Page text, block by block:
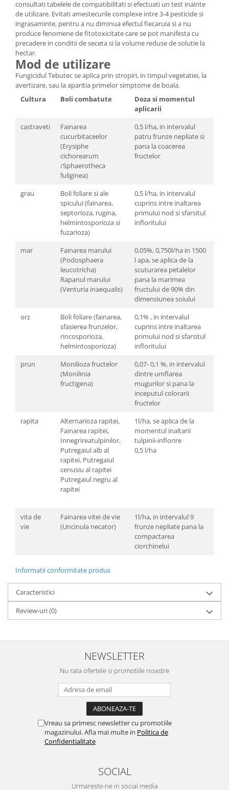
Freza de zapada
Echipamente de curatenie
consultati tabelele de compatibilitati si efectuati un test inainte
de utilizare. Evitati amestecurile complexe intre 3-4 pesticide si
ingrasaminte, pentru a nu diminua efectul fiecaruia si a nu
produce fenomene de fitotoxicitate care se pot manifesta cu
precadere in conditii de seceta si la volume reduse de solutie la
hectar.
Mod de utilizare
Fungicidul Tebutec se aplica prin stropiri, in timpul vegetatiei, la
avertizare, sau la aparitia primelor simptome de boala.
Cultura
Boli combatute
Doza si momentul
aplicarii
castraveti
Fainarea
cucurbitaceelor
(Erysiphe
cichorearum
/Sphaerotheca
fuliginea)
0,5 l/ha, in intervalul
patru frunze nepliate si
pana la coacerea
fructelor
grau
Boli foliare si ale
spicului (fainarea,
septorioza, rugina,
helmintosporioza si
fuzarioza)
0,5 l/ha, in intervalul
cuprins intre inaltarea
primului nod si sfarsitul
infloritului
mar
Fainarea marului
(Podosphaera
leucotricha)
Rapanul marului
(Venturia inaequalis)
0,05%, 0,750l/ha in 1500
l apa, se aplica de la
scuturarea petalelor
pana la marimea
fructului de 90% din
dimensiunea soiului
orz
Boli foliare (fainarea,
sfasierea frunzelor,
rincosporioza,
helmintosporioza)
0,1% , in intervalul
cuprins intre inaltarea
primului nod si sfarsitul
infloritului
prun
Monilioza fructelor
(Monilinia
fructigena)
0,07- 0,1 %, in intervalul
dintre umflarea
mugurilor si pana la
inceputul colorarii
fructelor
rapita
Alternarioza rapitei,
Fainarea rapitei,
Innegrireatulpinilor,
Putregaiul alb al
rapitei, Putregaiul
cenusiu al rapitei
Putregaiul negru al
rapitei
1l/ha, se aplica de la
momentul inaltarii
tulpinii-inflorire
0,5 l/ha
vita de
vie
Fainarea vitei de vie
(Uncinula necator)
1l/ha, in intervalul 9
frunze nepliate pana la
compactarea
ciorchinelui
Informatii conformitate produs
Caracteristici
Review-uri(0)
NEWSLETTER
Nu rata ofertele si promotiile noastre
Vreau sa primesc newsletter cu promotiile
magazinului. Afla mai multe in Politica de
Confidentialitate
SOCIAL
Urmareste-ne in social media